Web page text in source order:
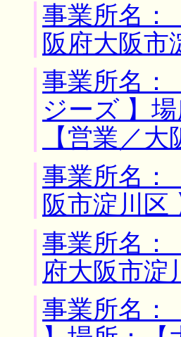
事業所名
阪府大阪
事業所名
ジーズ 】
【営業／大
事業所名
阪市淀川区
事業所名
府大阪市淀
事業所名